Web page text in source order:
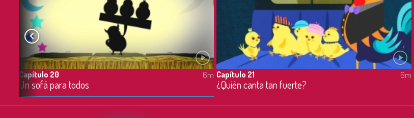
Capítulo 20
Un sofá para todos
6m Capítulo 21
¿Quién canta tan fuerte?
6m